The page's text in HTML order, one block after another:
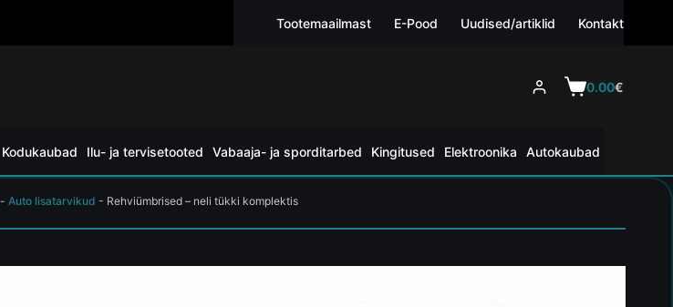
Tootemaailmast E-Pood Uudised/artiklid Kontakt
0.00€
Kodukaubad Ilu- ja tervisetooted Vabaaja- ja sporditarbed Kingitused Elektroonika Autokaubad
-Auto lisatarvikud - Rehviümbrised – neli tükki komplektis